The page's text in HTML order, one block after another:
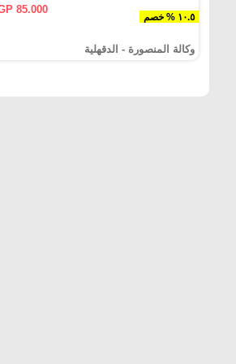
١٠.٥ % خصم
85.000
وكالة المنصورة - الدقهلية‎